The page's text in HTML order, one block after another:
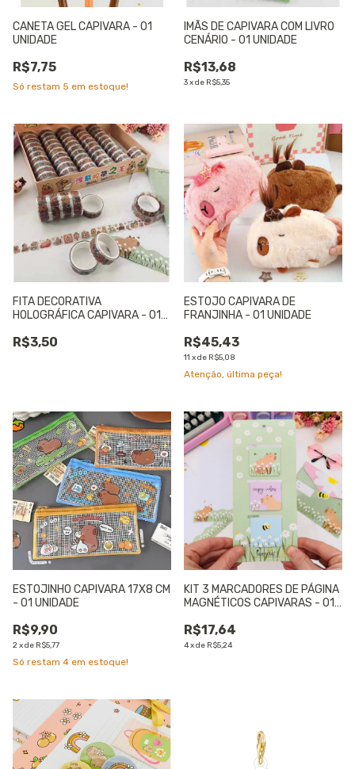
CANETA GEL CAPIVARA - 01
UNIDADE
R$7,75
Só restam 5 em estoque!
IMÃS DE CAPIVARA COM LIVRO
CENÁRIO - 01 UNIDADE
R$13,68
3xde R$5,35
FITA DECORATIVA
HOLOGRÁFICA CAPIVARA - 01
R$3,50
ESTOJO CAPIVARA DE
FRANJINHA - 01 UNIDADE
R$45,43
11 xde R$5,08
Atenção, última peça!
ESTOJINHO CAPIVARA 17X8 CM
- 01 UNIDADE
R$9,90
2xde R$5,77
Só restam 4 em estoque!
KIT 3 MARCADORES DE PÁGINA
MAGNÉTICOS CAPIVARAS - 01
R$17,64
4xde R$5,24